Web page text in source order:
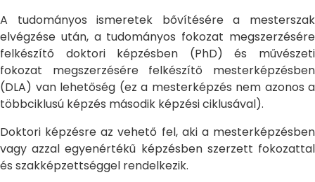
A tudományos ismeretek bővítésére a mesterszak
elvégzése után, a tudományos fokozat megszerzésére
felkészítő doktori képzésben (PhD) és művészeti
fokozat megszerzésére felkészítő mesterképzésben
(DLA) van lehetőség (ez a mesterképzés nem azonos a
többciklusú képzés második képzési ciklusával).
Doktori képzésre az vehető fel, aki a mesterképzésben
vagy azzal egyenértékű képzésben szerzett fokozattal
és szakképzettséggel rendelkezik.